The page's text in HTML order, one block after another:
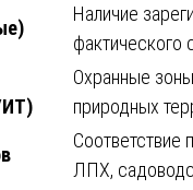
Наличие
фактического
Охранные
природных
ЛПХ,